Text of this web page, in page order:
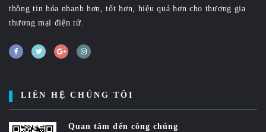
thông tin hóa nhanh hơn, tốt hơn, hiệu quả hơn cho thương gia
thương mại điện tử.
LIÊN HỆ CHÚNG TÔI
Quan tâm đến công chúng